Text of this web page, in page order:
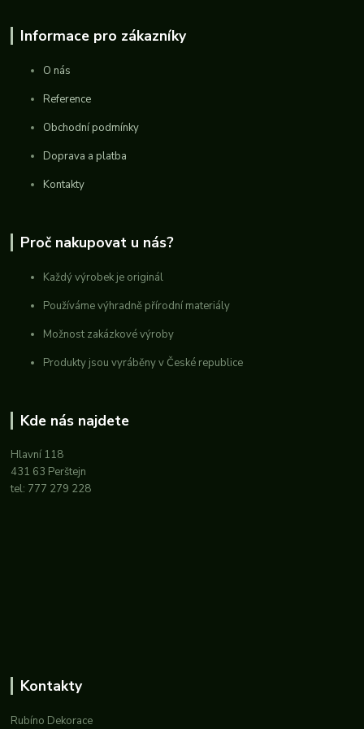
Informace pro zákazníky
O nás
Reference
Obchodní podmínky
Doprava a platba
Kontakty
Proč nakupovat u nás?
Každý výrobek je originál
Používáme výhradně přírodní materiály
Možnost zakázkové výroby
Produkty jsou vyráběny v České republice
Kde nás najdete
Hlavní 118
431 63 Perštejn
tel: 777 279 228
Kontakty
Rubíno Dekorace